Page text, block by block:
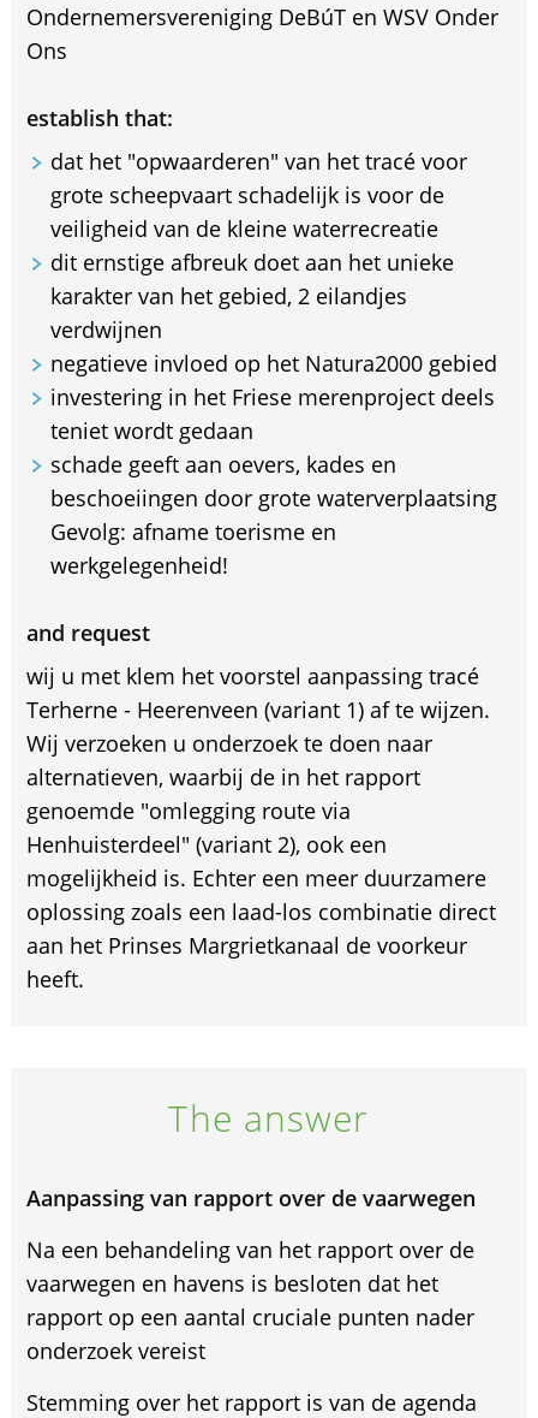
Ondernemersvereniging DeBúT en WSV Onder
Ons
establish that:
dat het "opwaarderen" van het tracé voor
grote scheepvaart schadelijk is voor de
veiligheid van de kleine waterrecreatie
dit ernstige afbreuk doet aan het unieke
karakter van het gebied, 2 eilandjes
verdwijnen
negatieve invloed op het Natura2000 gebied
investering in het Friese merenproject deels
teniet wordt gedaan
schade geeft aan oevers, kades en
beschoeiingen door grote waterverplaatsing
Gevolg: afname toerisme en
werkgelegenheid!
and request
wij u met klem het voorstel aanpassing tracé
Terherne - Heerenveen (variant 1) af te wijzen.
Wij verzoeken u onderzoek te doen naar
alternatieven, waarbij de in het rapport
genoemde "omlegging route via
Henhuisterdeel" (variant 2), ook een
mogelijkheid is. Echter een meer duurzamere
oplossing zoals een laad-los combinatie direct
aan het Prinses Margrietkanaal de voorkeur
heeft.
The answer
Aanpassing van rapport over de vaarwegen
Na een behandeling van het rapport over de
vaarwegen en havens is besloten dat het
rapport op een aantal cruciale punten nader
onderzoek vereist
Stemming over het rapport is van de agenda